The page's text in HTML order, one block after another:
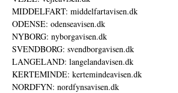
MIDDELFART: middelfartavisen.dk
ODENSE: odenseavisen.dk
NYBORG: nyborgavisen.dk
SVENDBORG: svendborgavisen.dk
LANGELAND: langelandavisen.dk
KERTEMINDE: kertemindeavisen.dk
NORDFYN: nordfynsavisen.dk